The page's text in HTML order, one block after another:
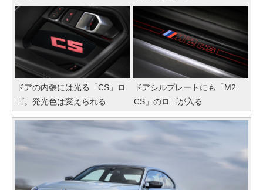
ドアの内張には光る「CS」ロ
ゴ。発光色は変えられる
ドアシルプレートにも「M2
CS」のロゴが入る